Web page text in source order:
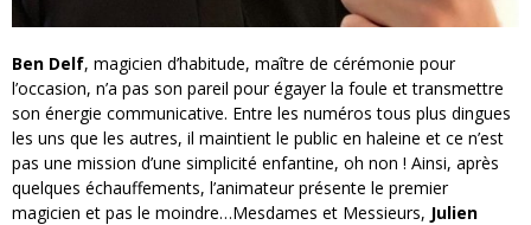
Ben Delf, magicien d’habitude, maître de cérémonie pour
l’occasion, n’a pas son pareil pour égayer la foule et transmettre
son énergie communicative. Entre les numéros tous plus dingues
les uns que les autres, il maintient le public en haleine et ce n’est
pas une mission d’une simplicité enfantine, oh non ! Ainsi, après
quelques échauffements, l’animateur présente le premier
magicien et pas le moindre…Mesdames et Messieurs, Julien